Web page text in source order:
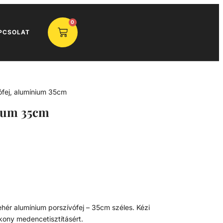
0
alumínium 35cm
35cm
alumínium porszívófej – 35cm széles. Kézi
medencetisztításért.